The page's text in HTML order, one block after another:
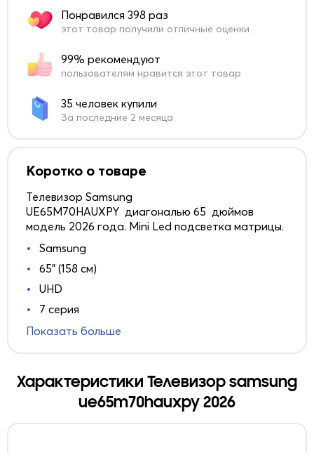
Понравился 398 раз
этот товар получили отличные оценки
99% рекомендуют
пользователям нравится этот товар
35 человек купили
За последние 2 месяца
Коротко о товаре
Телевизор Samsung
UE65M70HAUXPY диагональю 65 дюймов
модель 2026 года. Mini Led подсветка матрицы.
Samsung
65" (158 см)
UHD
7 серия
Показать больше
Характеристики Телевизор samsung
ue65m70hauxpy 2026